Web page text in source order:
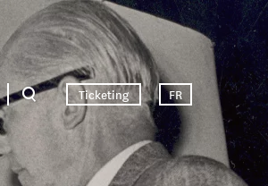
Ticketing FR